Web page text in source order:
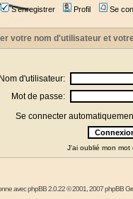
S'enregistrer Profil Se
votre nom d'utilisateur et
Nom d'utilisateur:
Mot de passe:
Se connecter
J'ai oublié mon mot
avecphpBB2.0.22 © 2001, 2007 phpBB